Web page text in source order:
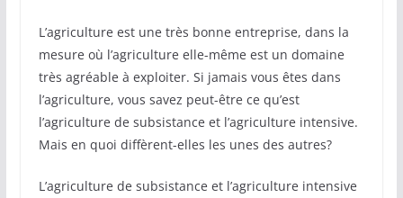
L’agriculture est une très bonne entreprise, dans la
mesure où l’agriculture elle-même est un domaine
très agréable à exploiter. Si jamais vous êtes dans
l’agriculture, vous savez peut-être ce qu’est
l’agriculture de subsistance et l’agriculture intensive.
Mais en quoi diffèrent-elles les unes des autres?
L’agriculture de subsistance et l’agriculture intensive